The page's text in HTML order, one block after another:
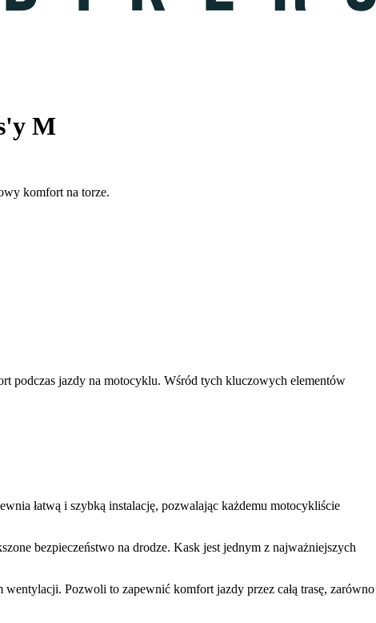
M
komfort na torze.
podczas jazdy na motocyklu. Wśród tych kluczowych elementów
łatwą i szybką instalację, pozwalając każdemu motocykliście
bezpieczeństwo na drodze. Kask jest jednym z najważniejszych
Pozwoli to zapewnić komfort jazdy przez całą trasę, zarówno